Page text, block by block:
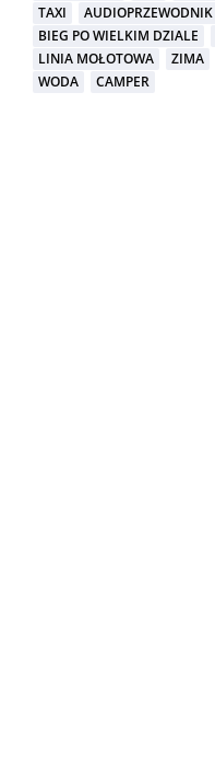
TAXI
AUDIOPRZEWODNIK
BIEG PO WIELKIM DZIALE
LINIA MOŁOTOWA
ZIMA
WODA
CAMPER